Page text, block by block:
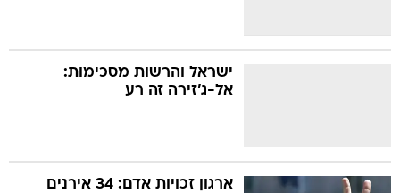
ישראל והרשות מסכימות:
אל-ג'זירה זה רע
ארגון זכויות אדם: 34 אירנים